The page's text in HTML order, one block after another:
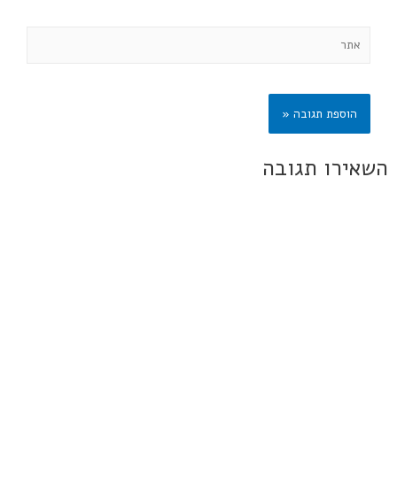
השאירו תגובה